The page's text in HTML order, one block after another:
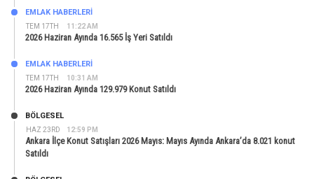
TEM 17TH 11:22 AM
EMLAK HABERLERI
2026 Haziran Ayında 16.565 İş Yeri Satıldı
TEM 17TH 10:31 AM
EMLAK HABERLERI
2026 Haziran Ayında 129.979 Konut Satıldı
HAZ 23RD 12:59 PM
BÖLGESEL
Ankara İlçe Konut Satışları 2026 Mayıs: Mayıs Ayında Ankara’da 8.021 konut
Satıldı